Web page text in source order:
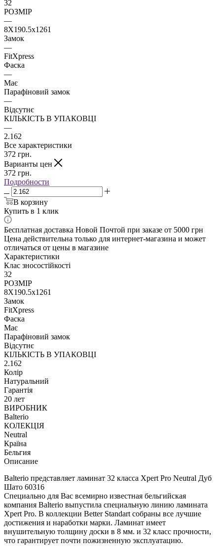
32
РОЗМІР
—
8X190.5x1261
Замок
—
FitXpress
Фаска
—
Має
Парафіновий замок
—
Відсутнє
КІЛЬКІСТЬ В УПАКОВЦІ
—
2.162
Все характеристики
372 грн.
Варианты цен
372 грн.
Подробности
В корзину
Купить в 1 клик
Бесплатная доставка Новой Почтой при заказе от 5000 грн
Цена действительна только для интернет-магазина и может
отличаться от цены в магазине
Характеристики
Клас зносостійкості
32
РОЗМІР
8X190.5x1261
Замок
FitXpress
Фаска
Має
Парафіновий замок
Відсутнє
КІЛЬКІСТЬ В УПАКОВЦІ
2.162
Колір
Натуральний
Гарантія
20 лет
ВИРОБНИК
Balterio
КОЛЕКЦІЯ
Neutral
Країна
Бельгия
Описание
Balterio представляет ламинат 32 класса Xpert Pro Neutral Дуб
Шато 60316
Специально для Вас всемирно известная бельгийская
компания Balterio выпустила специальную линию ламината
Xpert Pro. В коллекции Better Standart собраны все лучшие
достижения и наработки марки. Ламинат имеет
внушительную толщину доски в 8 мм. и 32 класс прочности,
что гарантирует почти пожизненную эксплуатацию.